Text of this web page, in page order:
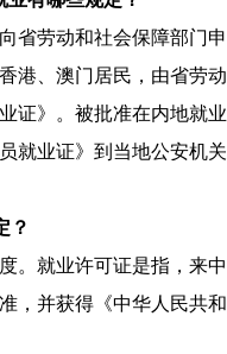
省劳动和社会保障部门申
港、澳门居民，由省劳动
证》。被批准在内地就业
就业证》到当地公安机关
？
。就业许可证是指，来中
，并获得《中华人民共和